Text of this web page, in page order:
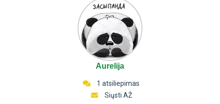
Aurelija
1 atsiliepimas
Siųsti AŽ